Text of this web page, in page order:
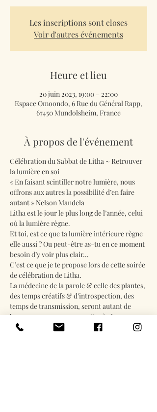
Les inscriptions sont closes
Voir d'autres événements
Heure et lieu
20 juin 2023, 19:00 – 22:00
Espace Omoondo, 6 Rue du Général Rapp,
67450 Mundolsheim, France
À propos de l'événement
Célébration du Sabbat de Litha ~ Retrouver
la lumière en soi
« En faisant scintiller notre lumière, nous
offrons aux autres la possibilité d’en faire
autant » Nelson Mandela
Litha est le jour le plus long de l’année, celui
où la lumière règne.
Et toi, est ce que ta lumière intérieure règne
elle aussi ? Ou peut-être as-tu en ce moment
besoin d’y voir plus clair…
C’est ce que je te propose lors de cette soirée
de célébration de Litha.
La médecine de la parole & celle des plantes,
des temps créatifs & d’introspection, des
temps de transmission, seront autant de
beaux moyens pour permettre à chacun
d’entre nous de nous connecter à notre